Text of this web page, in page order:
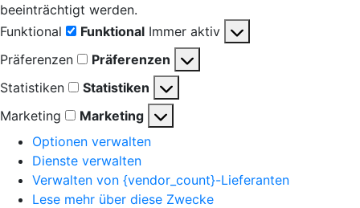
beeinträchtigt werden.
Funktional
Funktional Immer aktiv
Präferenzen
Präferenzen
Statistiken
Statistiken
Marketing
Marketing
Optionen verwalten
Dienste verwalten
Verwalten von {vendor_count}-Lieferanten
Lese mehr über diese Zwecke